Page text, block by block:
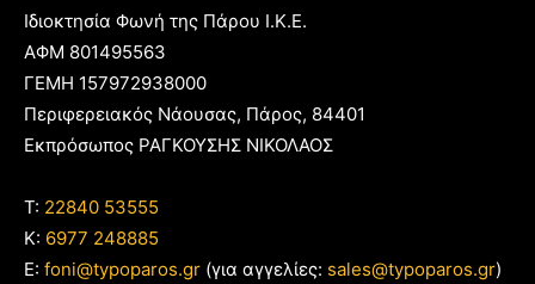
Ιδιοκτησία Φωνή της Πάρου Ι.Κ.Ε.
ΑΦΜ 801495563
ΓΕΜΗ 157972938000
Περιφερειακός Νάουσας, Πάρος, 84401
Εκπρόσωπος ΡΑΓΚΟΥΣΗΣ ΝΙΚΟΛΑΟΣ
T: 22840 53555
Κ: 6977 248885
E: foni@typoparos.gr (για αγγελίες: sales@typoparos.gr)